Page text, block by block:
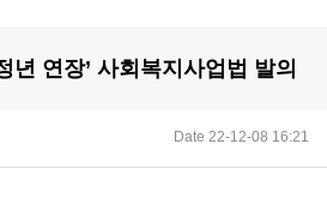
년 연장’ 사회복지사업법 발의
Date 22-12-08 16:21